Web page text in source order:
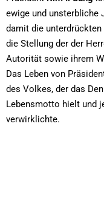
ewige und unsterbliche
damit die
die Stellung der der
Autorität sowie ihrem
Das Leben von
des Volkes, der das
Lebensmotto hielt und
verwirklichte.